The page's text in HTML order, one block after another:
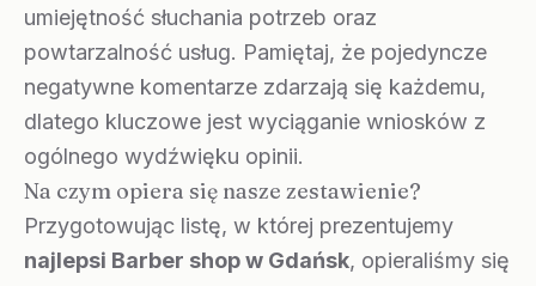
umiejętność słuchania potrzeb oraz
powtarzalność usług. Pamiętaj, że pojedyncze
negatywne komentarze zdarzają się każdemu,
dlatego kluczowe jest wyciąganie wniosków z
ogólnego wydźwięku opinii.
Na czym opiera się nasze zestawienie?
Przygotowując listę, w której prezentujemy
najlepsi Barber shop w Gdańsk, opieraliśmy się